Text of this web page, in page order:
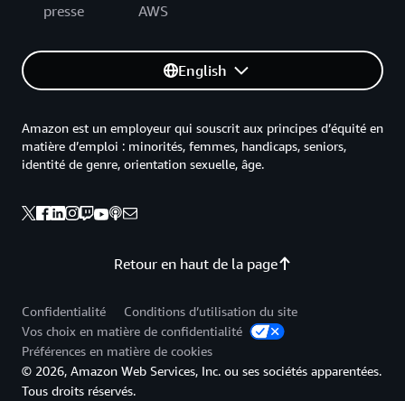
presse
AWS
English
Retour en haut de la page
Amazon est un employeur qui souscrit aux principes d’équité en
matière d’emploi : minorités, femmes, handicaps, seniors,
identité de genre, orientation sexuelle, âge.
Confidentialité
Conditions d’utilisation du site
Vos choix en matière de confidentialité
Préférences en matière de cookies
© 2026, Amazon Web Services, Inc. ou ses sociétés apparentées.
Tous droits réservés.